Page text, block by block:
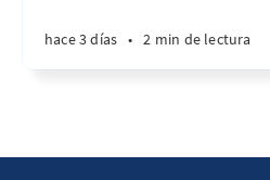
hace 3 días • 2 min de lectura